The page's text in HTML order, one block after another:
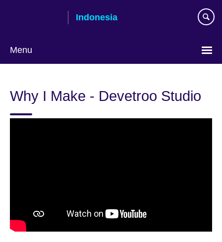
Indonesia
Menu
Why I Make - Devetroo Studio